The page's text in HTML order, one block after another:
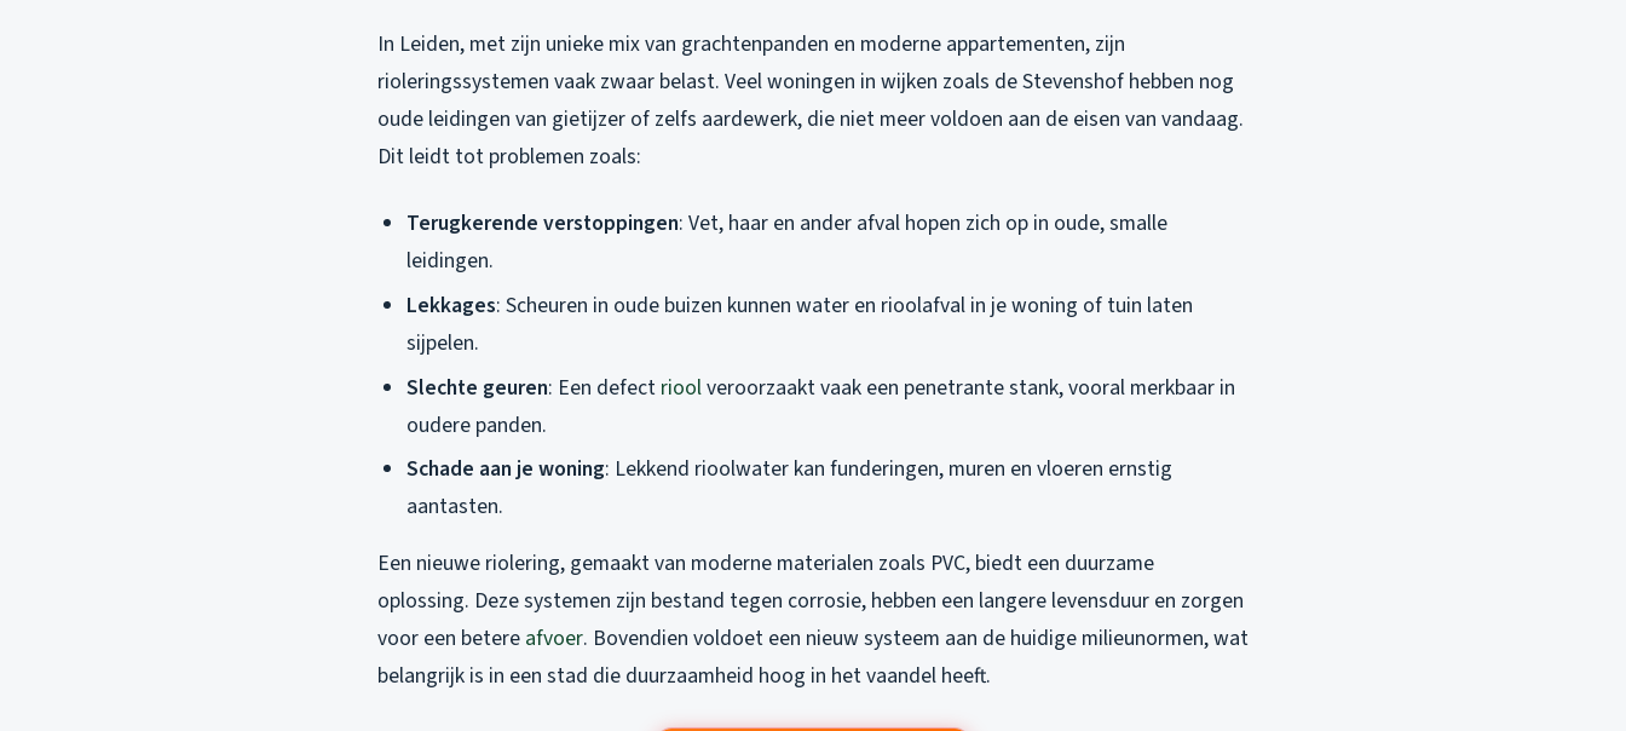
In Leiden, met zijn unieke mix van grachtenpanden en moderne appartementen, zijn
rioleringssystemen vaak zwaar belast. Veel woningen in wijken zoals de Stevenshof hebben nog
oude leidingen van gietijzer of zelfs aardewerk, die niet meer voldoen aan de eisen van vandaag.
Dit leidt tot problemen zoals:
Terugkerende verstoppingen: Vet, haar en ander afval hopen zich op in oude, smalle
leidingen.
Lekkages: Scheuren in oude buizen kunnen water en rioolafval in je woning of tuin laten
sijpelen.
Slechte geuren: Een defect rioolveroorzaakt vaak een penetrante stank, vooral merkbaar in
oudere panden.
Schade aan je woning: Lekkend rioolwater kan funderingen, muren en vloeren ernstig
aantasten.
Een nieuwe riolering, gemaakt van moderne materialen zoals PVC, biedt een duurzame
oplossing. Deze systemen zijn bestand tegen corrosie, hebben een langere levensduur en zorgen
voor een betere afvoer. Bovendien voldoet een nieuw systeem aan de huidige milieunormen, wat
belangrijk is in een stad die duurzaamheid hoog in het vaandel heeft.